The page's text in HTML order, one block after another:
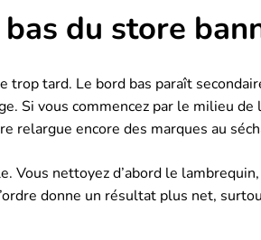
du store
trop tard. Le bord bas paraît
Si vous commencez par le milieu
relargue encore des marques au
Vous nettoyez d’abord le
donne un résultat plus net,